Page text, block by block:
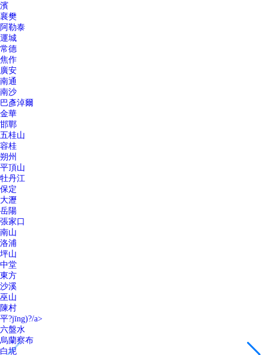
濱
襄樊
阿勒泰
運城
常德
焦作
廣安
南通
南沙
巴彥淖爾
金華
邯鄲
五桂山
容桂
朔州
平頂山
牡丹江
保定
大瀝
岳陽
張家口
南山
洛浦
坪山
中堂
東方
沙溪
巫山
陳村
平?jīng)?/a>
六盤水
烏蘭察布
白坭